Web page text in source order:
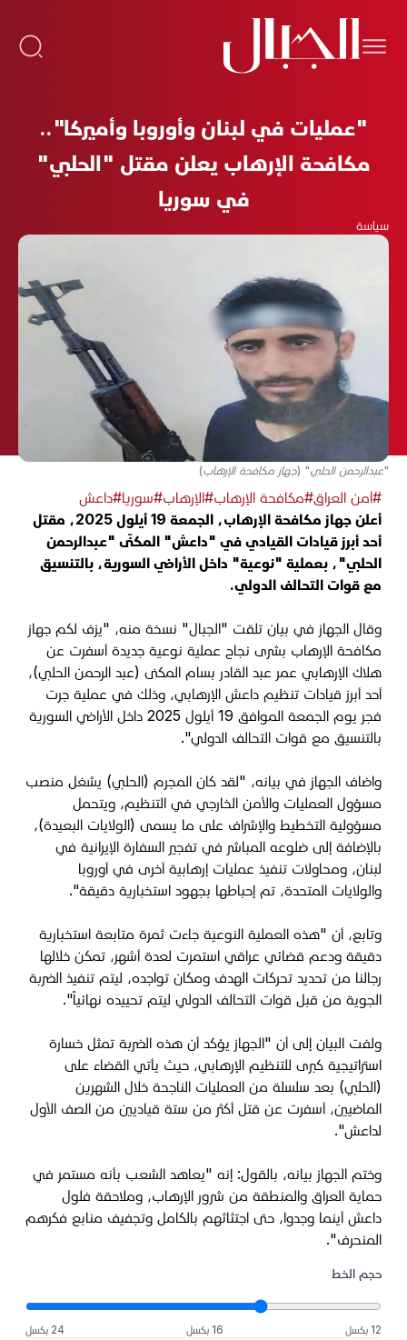
"عمليات في لبنان وأوروبا وأميركا"..
مكافحة الإرهاب يعلن مقتل "الحلبي"
في سوريا
سياسة
"عبدالرحمن الحلبي" (جهاز مكافحة الإرهاب)
#أمن العراق#مكافحة الإرهاب#الإرهاب#سوريا#داعش
أعلن جهاز مكافحة الإرهاب، الجمعة 19 أيلول 2025، مقتل
أحد أبرز قيادات القيادي في "داعش" المكنّى "عبدالرحمن
الحلبي"، بعملية "نوعية" داخل الأراضي السورية، بالتنسيق
مع قوات التحالف الدولي.
وقال الجهاز في بيان تلقت "الجبال" نسخة منه، "يزف لكم جهاز
مكافحة الإرهاب بشرى نجاح عملية نوعية جديدة أسفرت عن
هلاك الإرهابي عمر عبد القادر بسام المكنى (عبد الرحمن الحلبي)،
أحد أبرز قيادات تنظيم داعش الإرهابي، وذلك في عملية جرت
فجر يوم الجمعة الموافق 19 أيلول 2025 داخل الأراضي السورية
بالتنسيق مع قوات التحالف الدولي".
واضاف الجهاز في بيانه، "لقد كان المجرم (الحلبي) يشغل منصب
مسؤول العمليات والأمن الخارجي في التنظيم، ويتحمل
مسؤولية التخطيط والإشراف على ما يسمى (الولايات البعيدة)،
بالإضافة إلى ضلوعه المباشر في تفجير السفارة الإيرانية في
لبنان، ومحاولات تنفيذ عمليات إرهابية أخرى في أوروبا
والولايات المتحدة، تم إحباطها بجهود استخبارية دقيقة".
وتابع، أن "هذه العملية النوعية جاءت ثمرة متابعة استخبارية
دقيقة ودعم قضائي عراقي استمرت لعدة أشهر، تمكن خلالها
رجالنا من تحديد تحركات الهدف ومكان تواجده، ليتم تنفيذ الضربة
الجوية من قبل قوات التحالف الدولي ليتم تحييده نهائياً".
ولفت البيان إلى أن "الجهاز يؤكد أن هذه الضربة تمثل خسارة
استراتيجية كبرى للتنظيم الإرهابي، حيث يأتي القضاء على
(الحلبي) بعد سلسلة من العمليات الناجحة خلال الشهرين
الماضيين، أسفرت عن قتل أكثر من ستة قياديين من الصف الأول
لداعش".
وختم الجهاز بيانه، بالقول: إنه "يعاهد الشعب بأنه مستمر في
حماية العراق والمنطقة من شرور الإرهاب، وملاحقة فلول
داعش أينما وجدوا، حتى اجتثاثهم بالكامل وتجفيف منابع فكرهم
المنحرف".
حجم الخط
12 بكسل 16 بكسل 24 بكسل